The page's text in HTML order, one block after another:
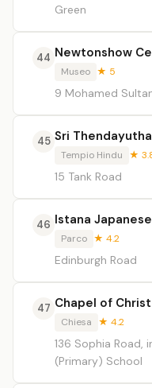
Green
44 Newtonshow
Museo ★ 5
9 Mohamed
45 Sri
Tempio Hindu ★
15 Tank Road
46 Istana
Parco ★ 4.2
Edinburgh Road
47 Chapel of
Chiesa ★ 4.2
136 Sophia Road,
(Primary) School